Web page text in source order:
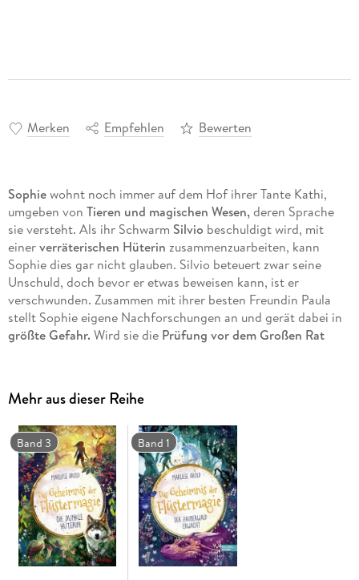
Merken Empfehlen Bewerten
Sophiewohnt noch immer auf dem Hof ihrer Tante Kathi,
umgeben von Tieren und magischen Wesen,deren Sprache
sie versteht. Als ihr Schwarm Silvio beschuldigt wird, mit
einerverräterischen Hüterin zusammenzuarbeiten, kann
Sophie dies gar nicht glauben. Silvio beteuert zwar seine
Unschuld, doch bevor er etwas beweisen kann, ist er
verschwunden. Zusammen mit ihrer besten Freundin Paula
stellt Sophie eigene Nachforschungen an und gerät dabei in
größte Gefahr.Wird sie die Prüfung vor dem Großen Rat
erwacht
Band 2: Das Geheimnis der Flüstermagie - Sophies
Prüfung
Band 3: Das Geheimnis der Flüstermagie - Die dunkle
Hüterin
Weitere Reihen der Autorin:
Mehr aus dieser Reihe
Band 3 Band 1